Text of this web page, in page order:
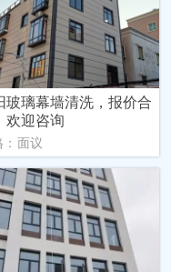
玻璃幕墙清洗，报价合
欢迎咨询
：面议